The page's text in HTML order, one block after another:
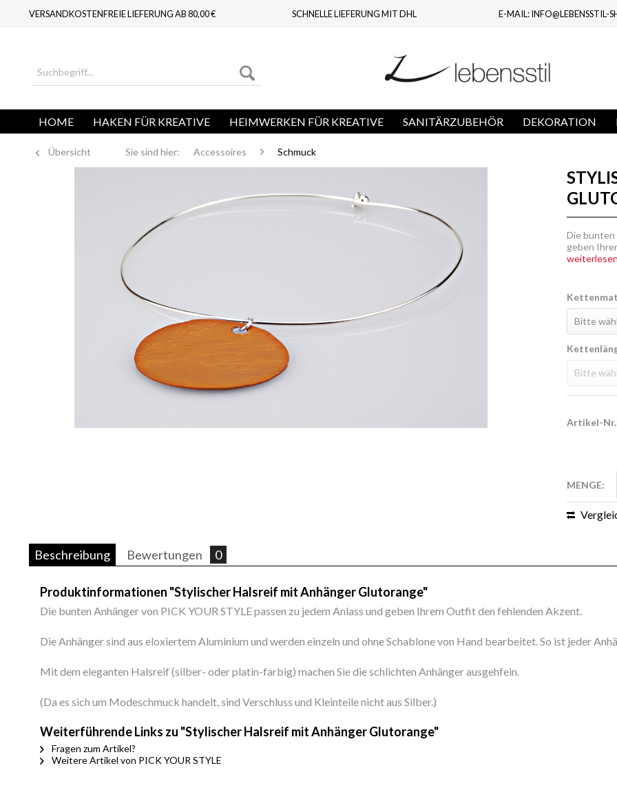
VERSANDKOSTENFREIE LIEFERUNG AB 80,00 € SCHNELLE LIEFERUNG MIT DHL E-MAIL: INFO@LEBENSSTIL-
HOME HAKEN FÜR KREATIVE HEIMWERKEN FÜR KREATIVE SANITÄRZUBEHÖR DEKORATION
Übersicht Sie sind hier: Accessoires Schmuck
Die bunten
geben
Artikel-
MENGE:
Beschreibung Bewertungen 0
Produktinformationen "Stylischer Halsreif mit Anhänger Glutorange"
Die bunten Anhänger von PICK YOUR STYLE passen zu jedem Anlass und geben Ihrem Outfit den fehlenden Akzent.
Die Anhänger sind aus eloxiertem Aluminium und werden einzeln und ohne Schablone von Hand bearbeitet. So ist jeder
Mit dem eleganten Halsreif (silber- oder platin-farbig) machen Sie die schlichten Anhänger ausgehfein.
(Da es sich um Modeschmuck handelt, sind Verschluss und Kleinteile nicht aus Silber.)
Weiterführende Links zu "Stylischer Halsreif mit Anhänger Glutorange"
Fragen zum Artikel?
Weitere Artikel von PICK YOUR STYLE